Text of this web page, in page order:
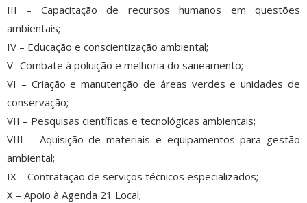
III – Capacitação de recursos humanos em questões
ambientais;
IV – Educação e conscientização ambiental;
V- Combate à poluição e melhoria do saneamento;
VI – Criação e manutenção de áreas verdes e unidades de
conservação;
VII – Pesquisas científicas e tecnológicas ambientais;
VIII – Aquisição de materiais e equipamentos para gestão
ambiental;
IX – Contratação de serviços técnicos especializados;
X – Apoio à Agenda 21 Local;